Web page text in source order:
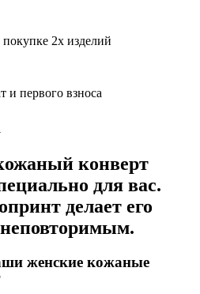
2х изделий
и первого взноса
конверт
для вас.
делает его
женские кожаные